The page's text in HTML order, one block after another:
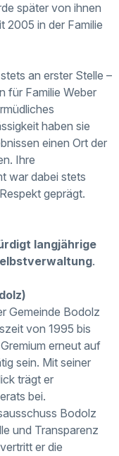
später von ihnen
2005 in der Familie
an erster Stelle –
für Familie Weber
haben sie
einen Ort der
Ihre
war dabei stets
geprägt.
langjährige
.
Gemeinde Bodolz
von 1995 bis
erneut auf
sein. Mit seiner
trägt er
bei.
Bodolz
und Transparenz
er die